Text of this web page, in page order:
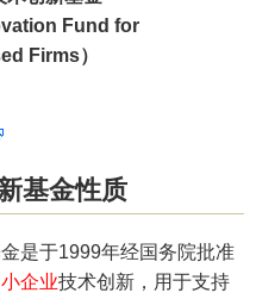
Fund for
Firms）
基金性质
于1999年经国务院批准
企业技术创新，用于支持